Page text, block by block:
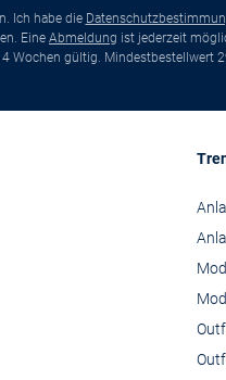
Ich habe die
Eine Abmeldung ist jederzeit
Wochen gültig. Mindestbestellwert